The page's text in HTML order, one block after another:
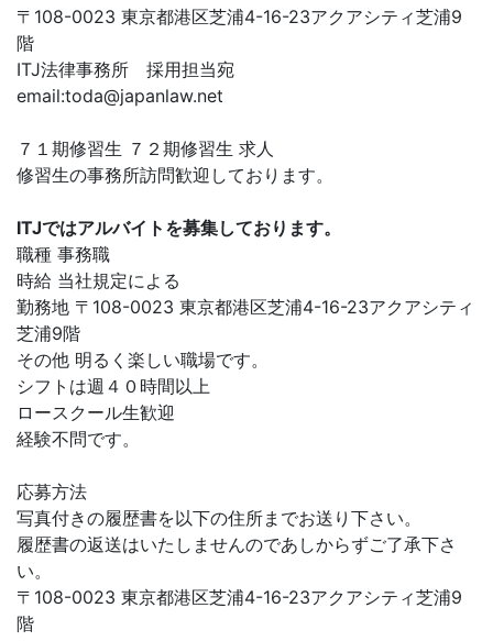
〒108-0023 東京都港区芝浦4-16-23アクアシティ芝浦9
階
ITJ法律事務所 採用担当宛
email:toda@japanlaw.net
７１期修習生 ７２期修習生 求人
修習生の事務所訪問歓迎しております。
ITJではアルバイトを募集しております。
職種 事務職
時給 当社規定による
勤務地 〒108-0023 東京都港区芝浦4-16-23アクアシティ
芝浦9階
その他 明るく楽しい職場です。
シフトは週４０時間以上
ロースクール生歓迎
経験不問です。
応募方法
写真付きの履歴書を以下の住所までお送り下さい。
履歴書の返送はいたしませんのであしからずご了承下さ
い。
〒108-0023 東京都港区芝浦4-16-23アクアシティ芝浦9
階